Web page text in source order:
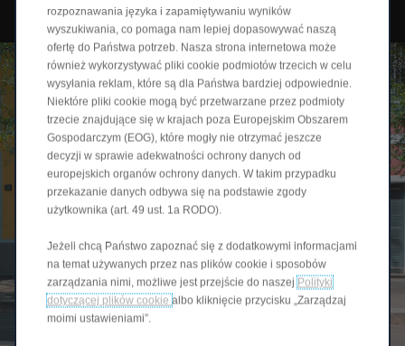
rozpoznawania języka i zapamiętywaniu wyników
wyszukiwania, co pomaga nam lepiej dopasowywać naszą
ofertę do Państwa potrzeb. Nasza strona internetowa może
również wykorzystywać pliki cookie podmiotów trzecich w celu
wysyłania reklam, które są dla Państwa bardziej odpowiednie.
Niektóre pliki cookie mogą być przetwarzane przez podmioty
trzecie znajdujące się w krajach poza Europejskim Obszarem
Gospodarczym (EOG), które mogły nie otrzymać jeszcze
decyzji w sprawie adekwatności ochrony danych od
europejskich organów ochrony danych. W takim przypadku
przekazanie danych odbywa się na podstawie zgody
użytkownika (art. 49 ust. 1a RODO).
Jeżeli chcą Państwo zapoznać się z dodatkowymi informacjami
na temat używanych przez nas plików cookie i sposobów
zarządzania nimi, możliwe jest przejście do naszej Polityki
dotyczącej plików cookie albo kliknięcie przycisku „Zarządzaj
moimi ustawieniami”.